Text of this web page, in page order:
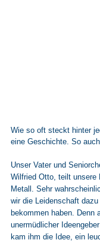
Wie so oft steckt hinter
eine Geschichte. So
Unser Vater und
Wilfried Otto, teilt unsere
Metall. Sehr
wir die Leidenschaft
bekommen haben. Denn
unermüdlicher
kam ihm die Idee, ein